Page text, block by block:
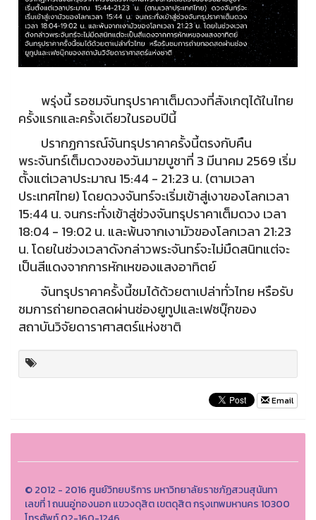
พรุ่งนี้ รอชมจันทรุปราคาเต็มดวงที่สังเกตุได้ในไทย
ครั้งแรกและครั้งเดียวในรอบปีนี้
ปรากฏการณ์จันทรุปราคาครั้งนี้ตรงกับคืน
พระจันทร์เต็มดวงของวันมาฆบูชาที่ 3 มีนาคม 2569 เริ่ม
ตั้งแต่เวลาประมาณ 15:44 - 21:23 น. (ตามเวลา
ประเทศไทย) โดยดวงจันทร์จะเริ่มเข้าสู่เงาของโลกเวลา
15:44 น. จนกระทั่งเข้าสู่ช่วงจันทรุปราคาเต็มดวง เวลา
18:04 - 19:02 น. และพ้นจากเงามัวของโลกเวลา 21:23
น. โดยในช่วงเวลาดังกล่าวพระจันทร์จะไม่มืดสนิทแต่จะ
เป็นสีแดงจากการหักเหของแสงอาทิตย์
จันทรุปราคาครั้งนี้ชมได้ด้วยตาเปล่าทั่วไทย หรือรับ
ชมการถ่ายทอดสดผ่านช่องยูทูปและเฟซบุ๊กของ
สถาบันวิจัยดาราศาสตร์แห่งชาติ
Email
© 2012 - 2016 ศูนย์วิทยบริการ มหาวิทยาลัยราชภัฏสวนสุนันทา
เลขที่ 1 ถนนอู่ทองนอก แขวงดุสิต เขตดุสิต กรุงเทพมหานคร 10300